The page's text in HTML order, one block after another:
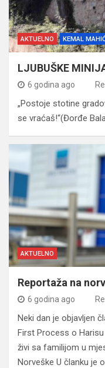
AKTUELNO KEMAL
LJUBUŠKE
6 godina ago
„Postoje stotine
se vraćaš!“(Đorđe
AKTUELNO
Reportaža na
6 godina ago
Neki dan je objavljen
First Process o
živi sa familijom u
Norveške U članku je